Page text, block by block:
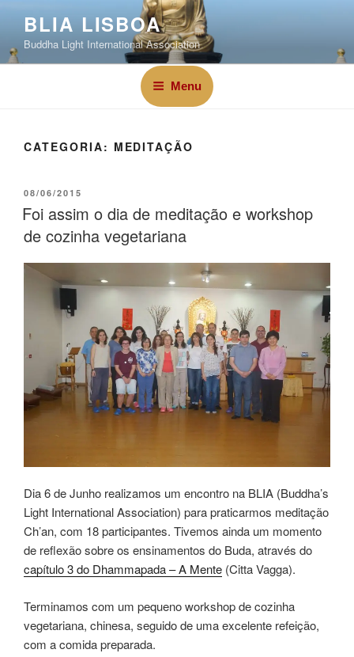
BLIA LISBOA
Buddha Light International Association
Menu
CATEGORIA: MEDITAÇÃO
08/06/2015
Foi assim o dia de meditação e workshop
de cozinha vegetariana
Dia 6 de Junho realizamos um encontro na BLIA (Buddha’s
Light International Association) para praticarmos meditação
Ch’an, com 18 participantes. Tivemos ainda um momento
de reflexão sobre os ensinamentos do Buda, através do
capítulo 3 do Dhammapada – A Mente (Citta Vagga).
Terminamos com um pequeno workshop de cozinha
vegetariana, chinesa, seguido de uma excelente refeição,
com a comida preparada.